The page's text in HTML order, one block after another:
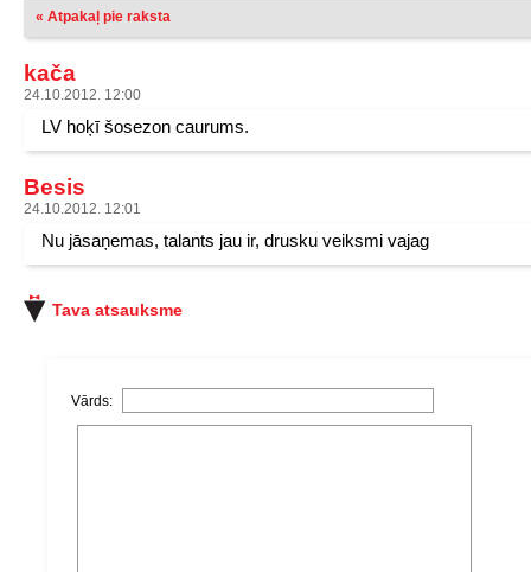
« Atpakaļ pie raksta
kača
24.10.2012. 12:00
LV hoķī šosezon caurums.
Besis
24.10.2012. 12:01
Nu jāsaņemas, talants jau ir, drusku veiksmi vajag
Tava atsauksme
Vārds: